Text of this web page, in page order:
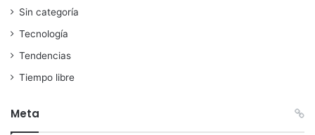
Sin categoría
Tecnología
Tendencias
Tiempo libre
Meta